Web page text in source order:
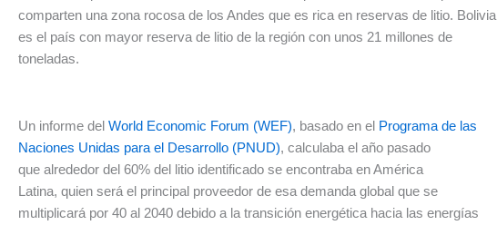
comparten una zona rocosa de los Andes que es rica en reservas de litio. Bolivia
es el país con mayor reserva de litio de la región con unos 21 millones de
toneladas.
Un informe del World Economic Forum (WEF), basado en el Programa de las
Naciones Unidas para el Desarrollo (PNUD), calculaba el año pasado
que alrededor del 60% del litio identificado se encontraba en América
Latina, quien será el principal proveedor de esa demanda global que se
multiplicará por 40 al 2040 debido a la transición energética hacia las energías